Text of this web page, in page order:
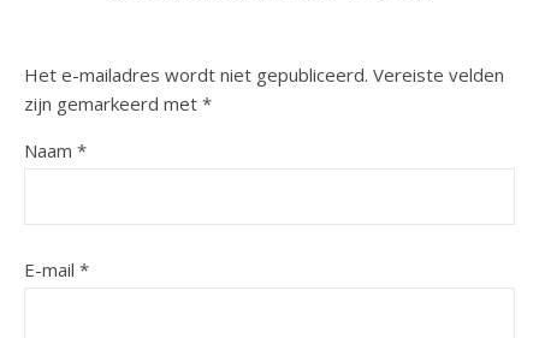
Het e-mailadres wordt niet gepubliceerd. Vereiste velden
zijn gemarkeerd met *
Naam *
E-mail *